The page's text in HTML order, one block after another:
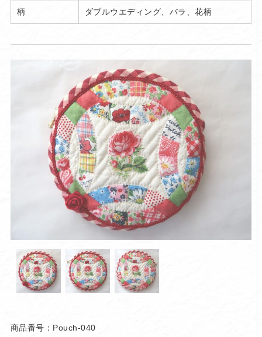
柄 ダブルウエディング、バラ、花柄
商品番号：Pouch-040